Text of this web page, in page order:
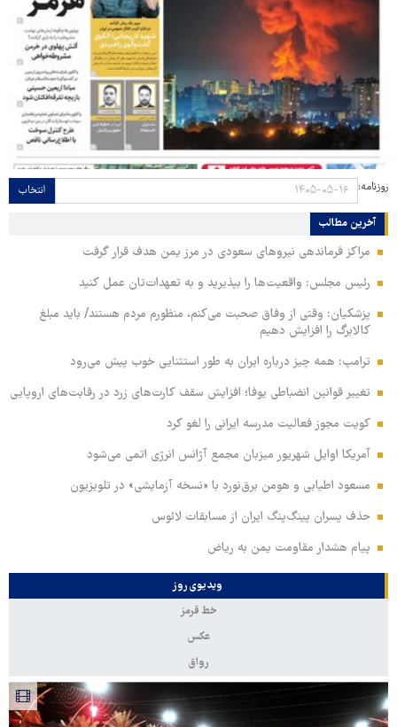
روزنامه: انتخاب
آخرین مطالب
مراکز فرماندهی نیروهای سعودی در مرز یمن هدف قرار گرفت
رئیس مجلس: واقعیت‌ها را بپذیرید و به تعهدات‌تان عمل کنید
پزشکیان: وقتی از وفاق صحبت می‌کنم، منظورم مردم هستند/ باید مبلغ
کالابرگ را افزایش دهیم
ترامپ: همه چیز درباره ایران به طور استثنایی خوب پیش می‌رود
تغییر قوانین انضباطی یوفا؛ افزایش سقف کارت‌های زرد در رقابت‌های اروپایی
کویت مجوز فعالیت مدرسه ایرانی را لغو کرد
آمریکا اوایل شهریور میزبان مجمع آژانس انرژی اتمی می‌شود
مسعود اطیابی و هومن برق‌نورد با «نسخه آزمایشی» در تلویزیون
حذف پسران پینگ‌پنگ ایران از مسابقات لائوس
پیام هشدار مقاومت یمن به ریاض
ویدیوی روز
خط قرمز
عکس
رواق